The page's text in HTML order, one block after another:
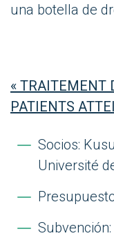
una botella de
« TRAITEMENT
PATIENTS
Socios:
Université